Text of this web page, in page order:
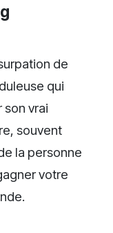
de
qui
vrai
souvent
la personne
votre